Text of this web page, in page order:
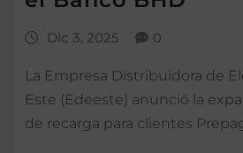
Dic 3, 2025 0
La Empresa Distribuidora de
Este (Edeeste) anunció la
de recarga para clientes